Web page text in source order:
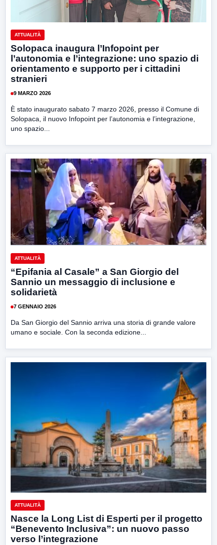
ATTUALITÀ
Solopaca inaugura l’Infopoint per
l’autonomia e l’integrazione: uno spazio di
orientamento e supporto per i cittadini
stranieri
9 MARZO 2026
È stato inaugurato sabato 7 marzo 2026, presso il Comune di
Solopaca, il nuovo Infopoint per l’autonomia e l’integrazione,
uno spazio...
ATTUALITÀ
“Epifania al Casale” a San Giorgio del
Sannio un messaggio di inclusione e
solidarietà
7 GENNAIO 2026
Da San Giorgio del Sannio arriva una storia di grande valore
umano e sociale. Con la seconda edizione...
ATTUALITÀ
Nasce la Long List di Esperti per il progetto
“Benevento Inclusiva”: un nuovo passo
verso l’integrazione